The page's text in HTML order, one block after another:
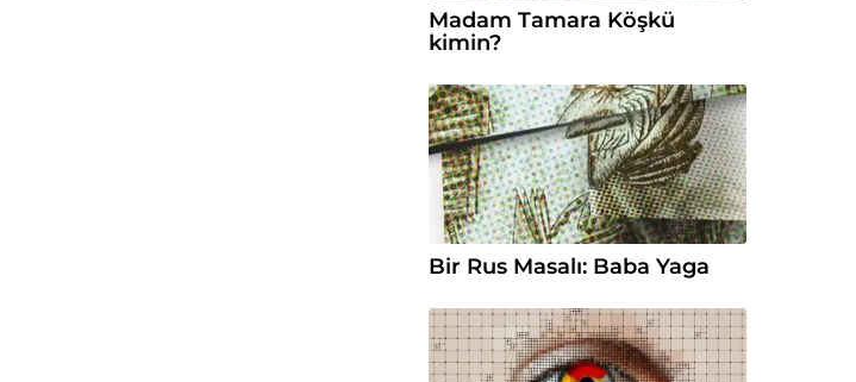
Madam Tamara Köşkü
kimin?
Bir Rus Masalı: Baba Yaga